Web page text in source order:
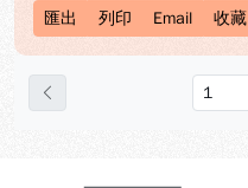
匯出 列印 Email 收藏